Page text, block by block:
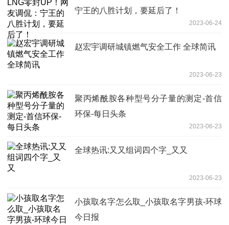
宁王的八胜计划，要延后了！
2023-06-24
赵宏宇调研城镇燃气安全工作 全球简讯
2023-06-23
聚丙烯酰胺各种型号分子量的测定-首信
环保-每日头条
2023-06-23
全球热讯:又又组词四个字_又又
2023-06-23
小孩取名字怎么取_小孩取名字男孩-环球
今日报